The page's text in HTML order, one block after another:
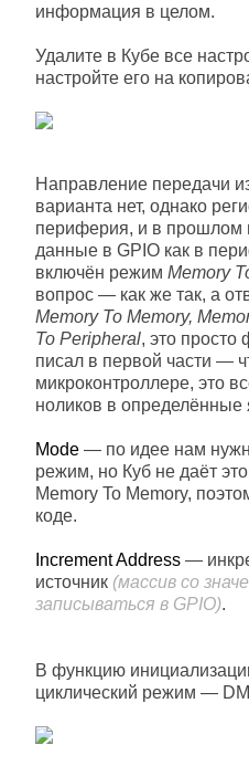
информация в целом.
Удалите в Кубе все
настройте его на
Направление передачи
варианта нет, однако
периферия, и в прошлом
данные в GPIO как в
включён режим Memory
вопрос — как же так, а
Memory To Memory,
To Peripheral, это просто
писал в первой части —
микроконтроллере, это
ноликов в определённые
Mode — по идее нам
режим, но Куб не даёт
Memory To Memory,
коде.
Increment Address —
источник (массив со
записываться в GPIO).
В функцию
циклический режим —